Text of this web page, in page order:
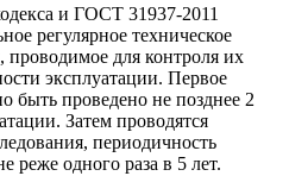
и ГОСТ 31937-2011
регулярное техническое
для контроля их
эксплуатации. Первое
быть проведено не позднее 2
Затем проводятся
периодичность
реже одного раза в 5 лет.